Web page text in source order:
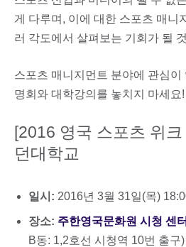
게 다루며, 이에 대한 스포츠 매니
러 각도에서 살펴보는 기회가 될
스포츠 매니지먼트 분야에 관심이
명회와 대학강의를 놓치지 마세요!
[2016 영국 스포츠 위
던대학교
일시: 2016년 3월 31일(목)
장소: 주한영국문화원 시청 센터
B동: 1,2호선 시청역 10번 출구)